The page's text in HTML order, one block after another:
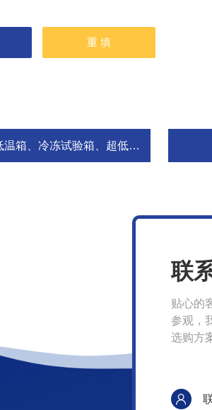
、冷冻试验箱、超低温冰箱
联
贴心的
参观，
选购方